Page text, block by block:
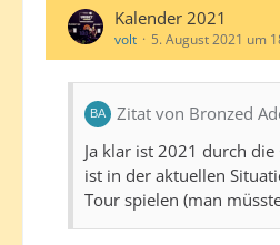
Kalender 2021
volt 5. August 2021 um
Zitat von Bronzed
Ja klar ist 2021 durch
ist in der aktuellen
Tour spielen (man